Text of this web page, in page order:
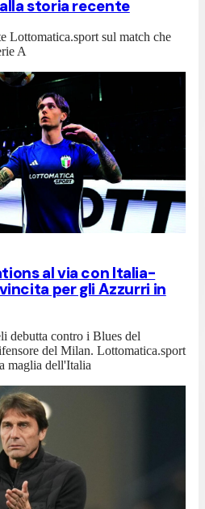
storia recente
Lottomatica.sport sul match che
A
al via con Italia-
per gli Azzurri in
debutta contro i Blues del
del Milan. Lottomatica.sport
maglia dell'Italia